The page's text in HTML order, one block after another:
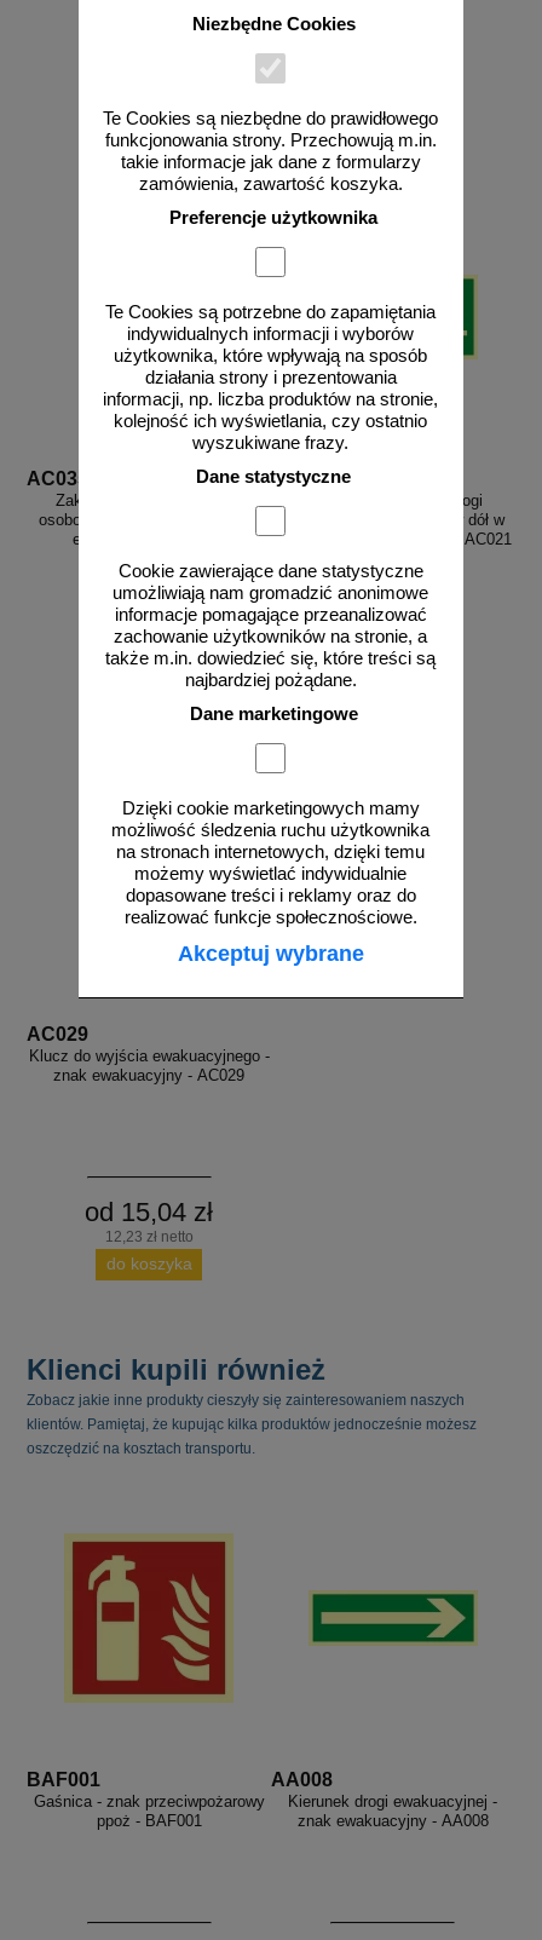
Niezbędne Cookies
Te Cookies są niezbędne do prawidłowego
funkcjonowania strony. Przechowują m.in.
takie informacje jak dane z formularzy
zamówienia, zawartość koszyka.
Preferencje użytkownika
Te Cookies są potrzebne do zapamiętania
indywidualnych informacji i wyborów
użytkownika, które wpływają na sposób
działania strony i prezentowania
informacji, np. liczba produktów na stronie,
kolejność ich wyświetlania, czy ostatnio
wyszukiwane frazy.
Dane statystyczne
Cookie zawierające dane statystyczne
umożliwiają nam gromadzić anonimowe
informacje pomagające przeanalizować
zachowanie użytkowników na stronie, a
także m.in. dowiedzieć się, które treści są
najbardziej pożądane.
Dane marketingowe
Dzięki cookie marketingowych mamy
możliwość śledzenia ruchu użytkownika
na stronach internetowych, dzięki temu
możemy wyświetlać indywidualnie
dopasowane treści i reklamy oraz do
realizować funkcje społecznościowe.
Akceptuj wybrane
10,84 zł netto
do koszyka
10,84 zł netto
do koszyka
AC035
Zakaz korzystania z windy
osobowej w razie pożaru - znak
ewakuacyjny - AC035
od 23,69 zł
19,26 zł netto
do koszyka
AC021
Kierunek do wyjścia drogi
ewakuacyjnej schodami w dół w
lewo - znak ewakuacyjny - AC021
od 13,33 zł
10,84 zł netto
do koszyka
AC029
Klucz do wyjścia ewakuacyjnego -
znak ewakuacyjny - AC029
od 15,04 zł
12,23 zł netto
do koszyka
Klienci kupili również
Zobacz jakie inne produkty cieszyły się zainteresowaniem naszych
klientów. Pamiętaj, że kupując kilka produktów jednocześnie możesz
oszczędzić na kosztach transportu.
BAF001
Gaśnica - znak przeciwpożarowy
ppoż - BAF001
AA008
Kierunek drogi ewakuacyjnej -
znak ewakuacyjny - AA008